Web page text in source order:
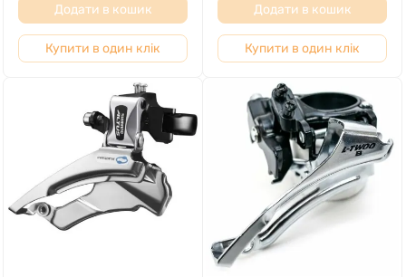
Додати в кошик
Купити в один клік
Додати в кошик
Купити в один клік